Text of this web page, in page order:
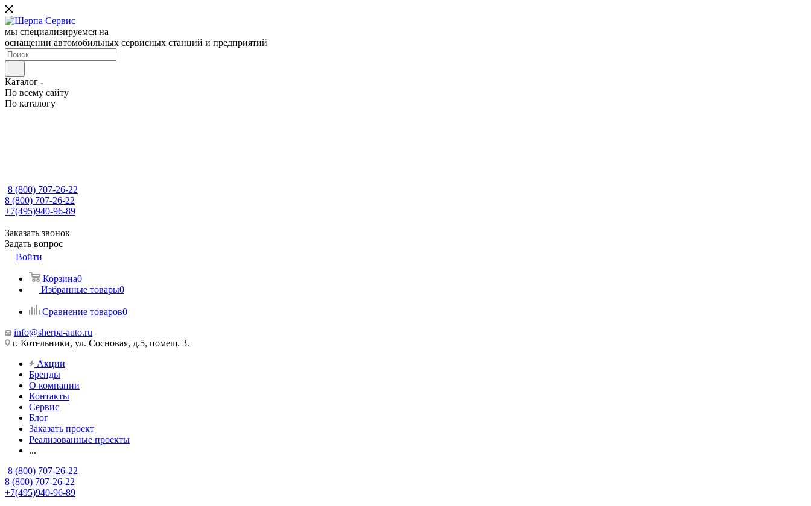
мы специализируемся на
оснащении автомобильных сервисных станций и предприятий
Каталог
По всему сайту
По каталогу
8 (800) 707-26-22
8 (800) 707-26-22
+7(495)940-96-89
Заказать звонок
Задать вопрос
Войти
Корзина0
Избранные товары0
Сравнение товаров0
info@sherpa-auto.ru
г. Котельники, ул. Сосновая, д.5, помещ. 3.
Акции
Бренды
О компании
Контакты
Сервис
Блог
Заказать проект
Реализованные проекты
...
8 (800) 707-26-22
8 (800) 707-26-22
+7(495)940-96-89